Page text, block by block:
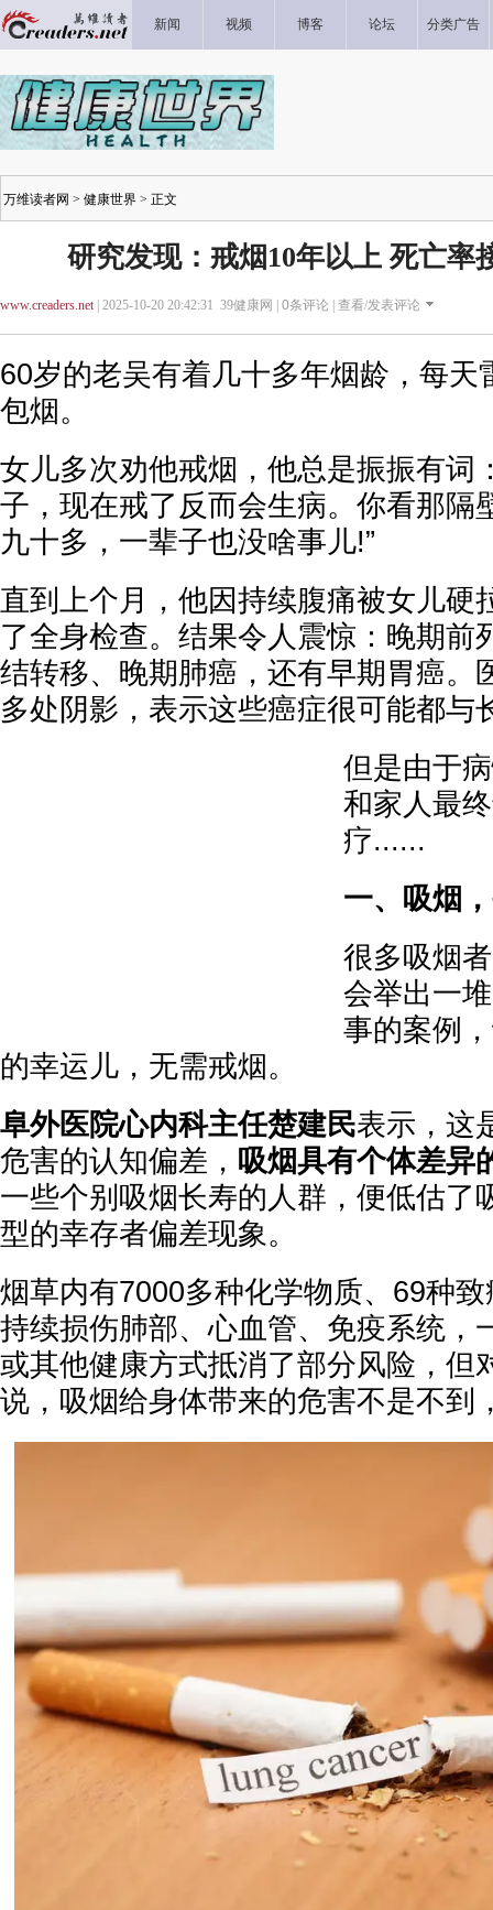
新闻 视频 博客 论坛 分类广告
万维读者网 > 健康世界 > 正文
研究发现：戒烟10年以上 死亡率
www.creaders.net| 2025-10-20 20:42:31 39健康网 | 0条评论 | 查看/发表评论
60岁的老吴有着几十多年烟龄，每天
包烟。
女儿多次劝他戒烟，他总是振振有词
子，现在戒了反而会生病。你看那隔
九十多，一辈子也没啥事儿!”
直到上个月，他因持续腹痛被女儿硬
了全身检查。结果令人震惊：晚期前
结转移、晚期肺癌，还有早期胃癌。
多处阴影，表示这些癌症很可能都与
但是由于
和家人最
疗......
一、吸烟
很多吸烟
会举出一
事的案例
的幸运儿，无需戒烟。
阜外医院心内科主任楚建民表示，这
危害的认知偏差， 吸烟具有个体差异
一些个别吸烟长寿的人群，便低估了
型的幸存者偏差现象。
烟草内有7000多种化学物质、69种
持续损伤肺部、心血管、免疫系统，
或其他健康方式抵消了部分风险，但
说，吸烟给身体带来的危害不是不到